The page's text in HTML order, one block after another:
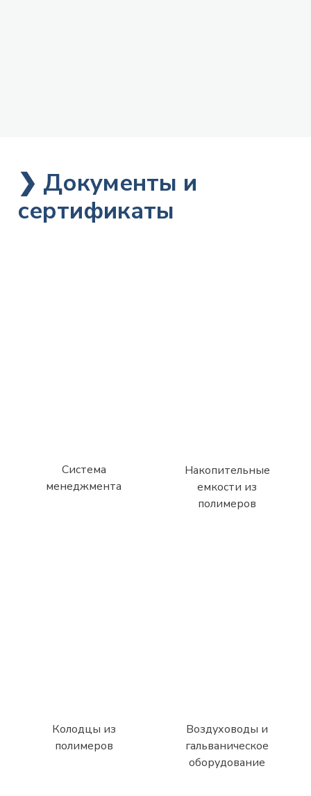
❯ Документы и
сертификаты
Система
менеджмента
Накопительные
емкости из
полимеров
Колодцы из
полимеров
Воздуховоды и
гальваническое
оборудование